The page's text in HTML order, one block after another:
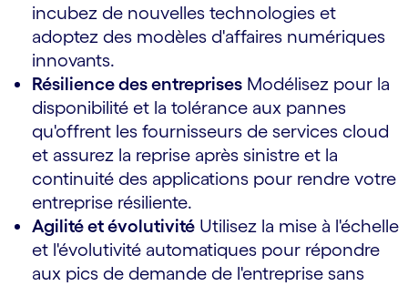
incubez de nouvelles technologies et
adoptez des modèles d'affaires numériques
innovants.
Résilience des entreprises Modélisez pour la
disponibilité et la tolérance aux pannes
qu'offrent les fournisseurs de services cloud
et assurez la reprise après sinistre et la
continuité des applications pour rendre votre
entreprise résiliente.
Agilité et évolutivité Utilisez la mise à l'échelle
et l'évolutivité automatiques pour répondre
aux pics de demande de l'entreprise sans